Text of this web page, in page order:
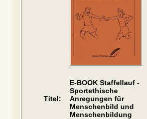
Titel:
E-BOOK Staffellauf -
Sportethische
Anregungen für
Menschenbild und
Menschenbildung